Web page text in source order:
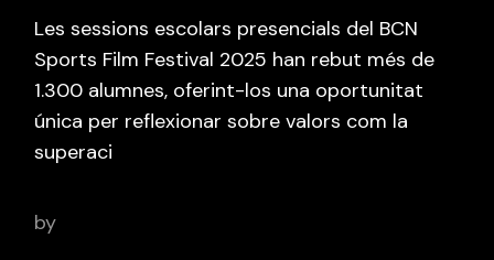
Les sessions escolars presencials del BCN
Sports Film Festival 2025 han rebut més de
1.300 alumnes, oferint-los una oportunitat
única per reflexionar sobre valors com la
superaci
by